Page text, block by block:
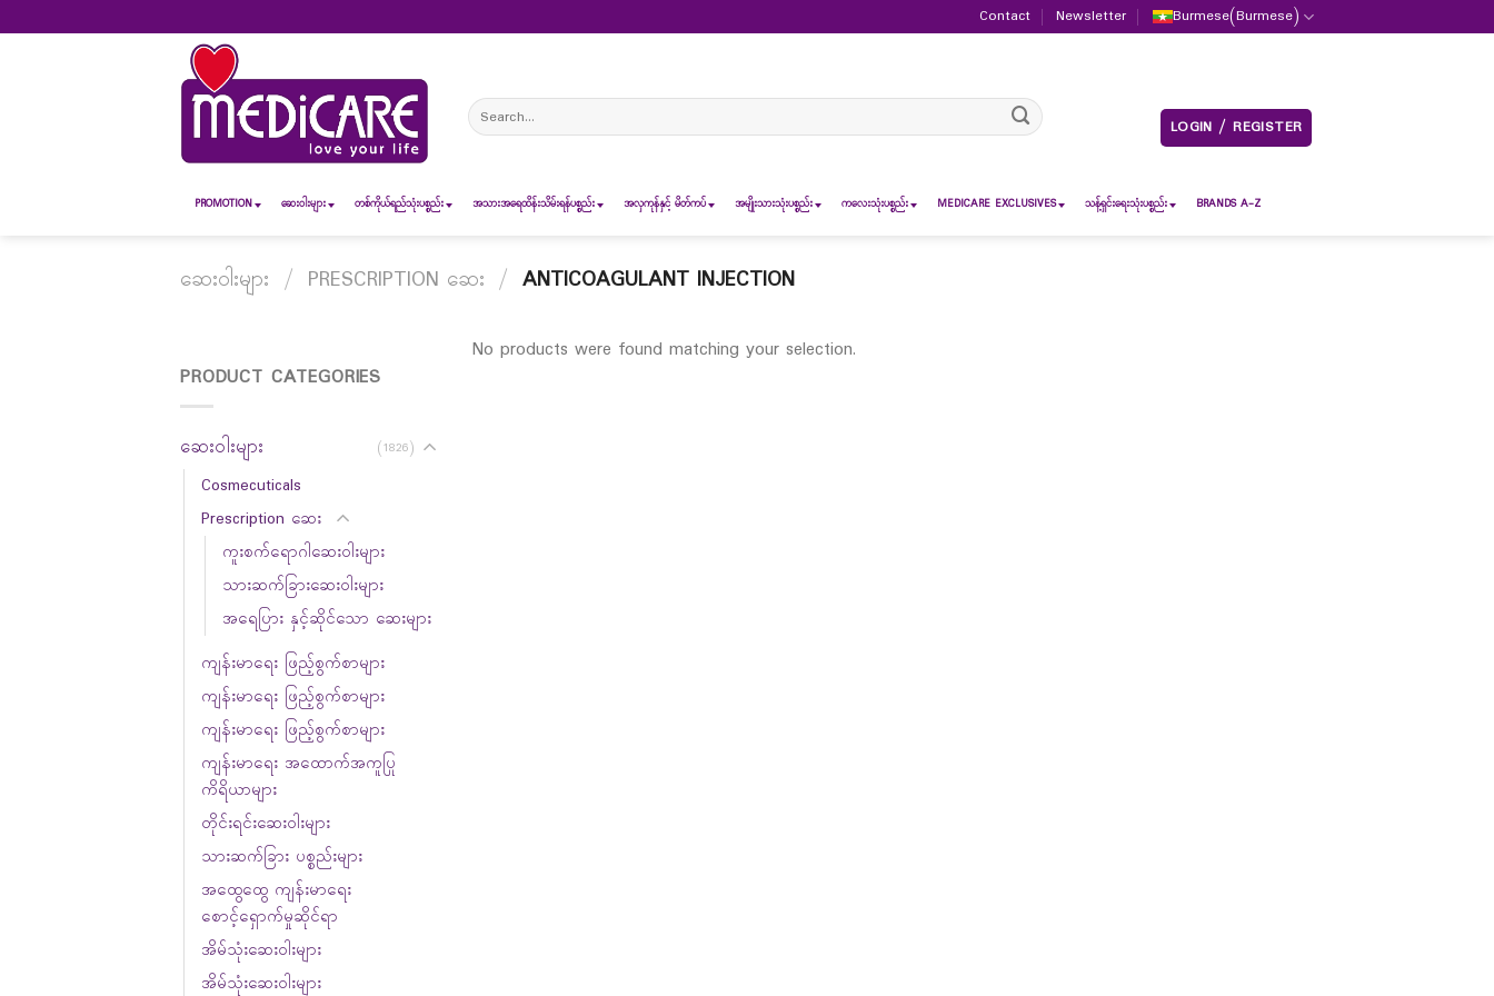
to
Contact Newsletter Burmese(Burmese)
Search
for:
LOGIN / REGISTER
PROMOTION ဆေး၀ါးများ တစ်ကိုယ်ရည်သုံးပစ္စည်း အသားအရေထိန်းသိမ်းရန်ပစ္စည်း အလှကုန်နှင့် မိတ်ကပ် အမျိုးသားသုံးပစ္စည်း ကလေးသုံးပစ္စည်း MEDICARE EXCLUSIVES သန့်ရှင်းရေးသုံးပစ္စည်း BRANDS A-Z
ဆေးဝါးများ / PRESCRIPTION ဆေး / ANTICOAGULANT INJECTION
PRODUCT CATEGORIES
ဆေးဝါးများ (1826)
Cosmecuticals
Prescription ဆေး
ကူးစက်ရောဂါဆေးဝါးများ
သားဆက်ခြားဆေးဝါးများ
အရေပြား နှင့်ဆိုင်သော ဆေးများ
ကျန်းမာရေး ဖြည့်စွက်စာများ
ကျန်းမာရေး ဖြည့်စွက်စာများ
ကျန်းမာရေး ဖြည့်စွက်စာများ
ကျန်းမာရေး အထောက်အကူပြု
ကိရိယာများ
တိုင်းရင်းဆေးဝါးများ
သားဆက်ခြား ပစ္စည်းများ
အထွေထွေ ကျန်းမာရေး
စောင့်ရှောက်မှုဆိုင်ရာ
အိမ်သုံးဆေးဝါးများ
အိမ်သုံးဆေးဝါးများ
No products were found matching your selection.